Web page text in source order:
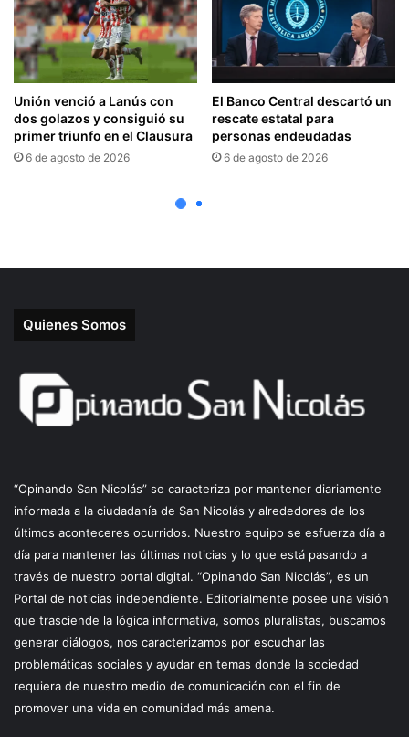
Quienes Somos
“Opinando San Nicolás” se caracteriza por mantener diariamente
informada a la ciudadanía de San Nicolás y alrededores de los
últimos aconteceres ocurridos. Nuestro equipo se esfuerza día a
día para mantener las últimas noticias y lo que está pasando a
través de nuestro portal digital. “Opinando San Nicolás”, es un
Portal de noticias independiente. Editorialmente posee una visión
que trasciende la lógica informativa, somos pluralistas, buscamos
generar diálogos, nos caracterizamos por escuchar las
problemáticas sociales y ayudar en temas donde la sociedad
requiera de nuestro medio de comunicación con el fin de
promover una vida en comunidad más amena.